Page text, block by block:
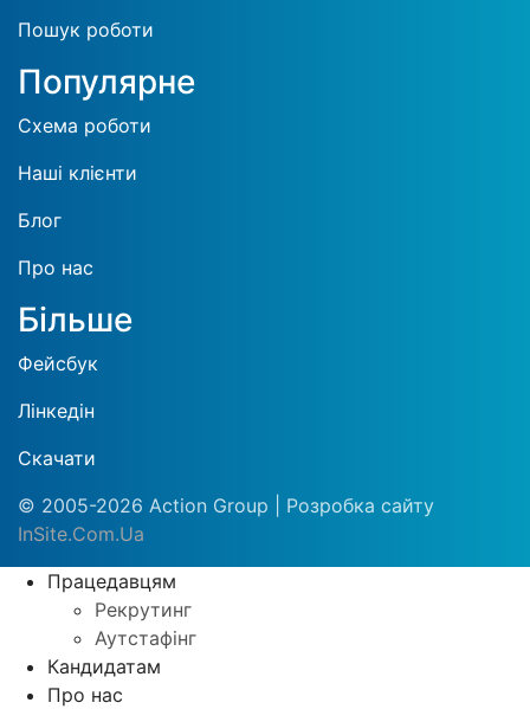
Пошук роботи
Популярне
Схема роботи
Наші клієнти
Блог
Про нас
Більше
Фейсбук
Лінкедін
Скачати
© 2005-2026 Action Group | Розробка сайту
InSite.Com.Ua
Працедавцям
Рекрутинг
Аутстафінг
Кандидатам
Про нас